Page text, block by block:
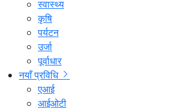
स्वास्थ्य
कृषि
पर्यटन
उर्जा
पूर्वाधार
नयाँ प्रविधि
एआई
आईओटी